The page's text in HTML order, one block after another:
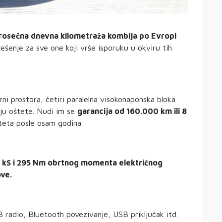
dnevna kilometraža kombija po Evropi
za sve one koji vrše isporuku u okviru tih
prostora, četiri paralelna visokonaponska bloka
oštete. Nudi im se garancija od 160.000 km ili 8
posle osam godina.
kS i 295 Nm obrtnog momenta električnog
radio, Bluetooth povezivanje, USB priključak itd.